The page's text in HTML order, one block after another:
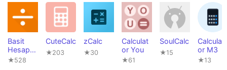
Basit
Hesap
Makinesi
★528
CuteCalc
★203
zCalc
★30
Calculat
or You
★61
SoulCalc
★15
Calculat
or M3
★13